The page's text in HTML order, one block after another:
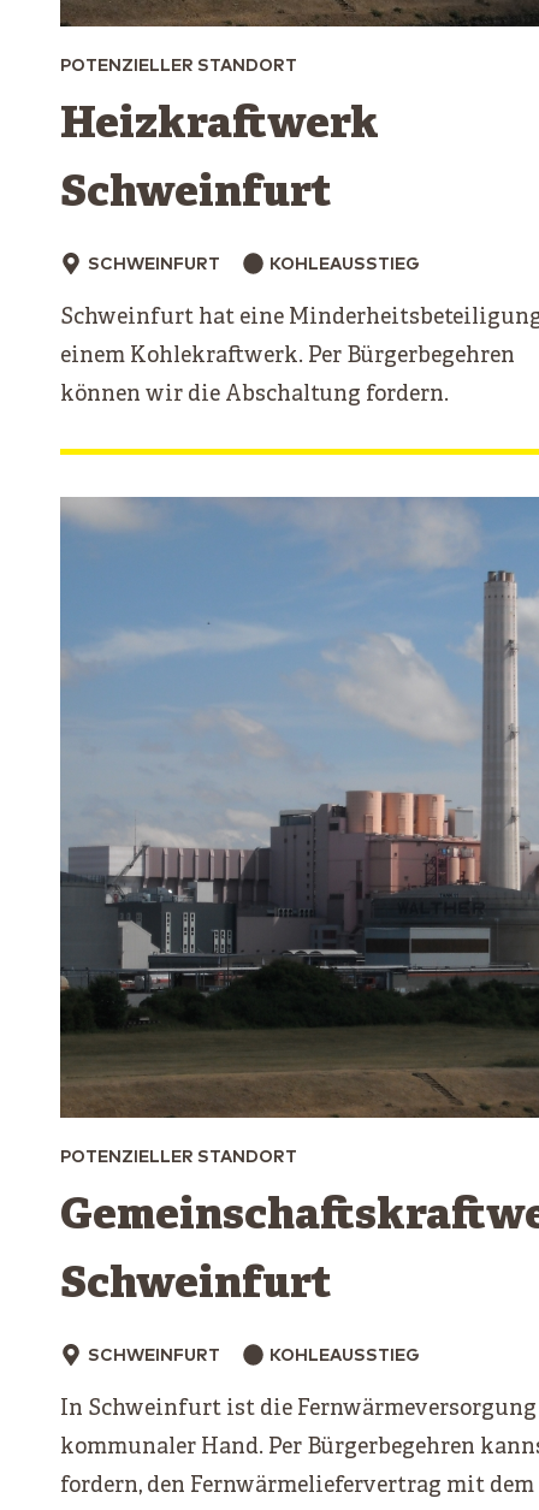
POTENZIELLER STANDORT
Heizkraftwerk
Schweinfurt
SCHWEINFURT KOHLEAUSSTIEG
Schweinfurt hat eine
einem Kohlekraftwerk. Per Bürgerbegehren
können wir die Abschaltung fordern.
POTENZIELLER STANDORT
Schweinfurt
SCHWEINFURT KOHLEAUSSTIEG
In Schweinfurt ist die
kommunaler Hand. Per Bürgerbegehren
fordern, den Fernwärmeliefervertrag mit dem